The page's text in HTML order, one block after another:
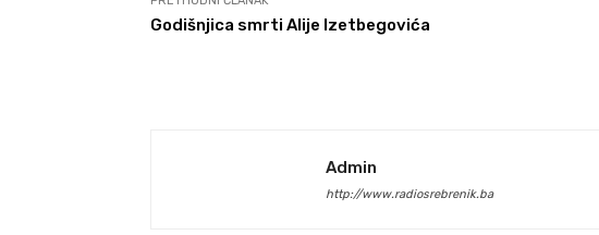
Godišnjica smrti Alije Izetbegovića
Admin
http://www.radiosrebrenik.ba